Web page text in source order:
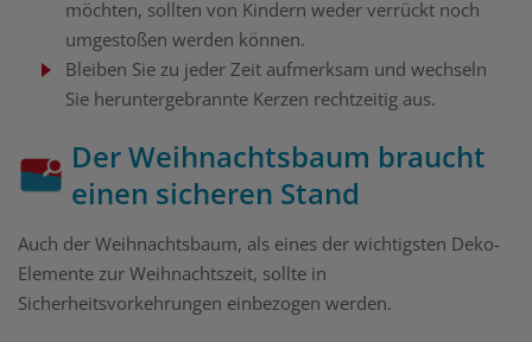
möchten, sollten von Kindern weder verrückt noch
umgestoßen werden können.
Bleiben Sie zu jeder Zeit aufmerksam und wechseln
Sie heruntergebrannte Kerzen rechtzeitig aus.
Der Weihnachtsbaum braucht
einen sicheren Stand
Auch der Weihnachtsbaum, als eines der wichtigsten Deko-
Elemente zur Weihnachtszeit, sollte in
Sicherheitsvorkehrungen einbezogen werden.